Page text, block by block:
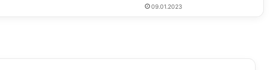
09.01.2023